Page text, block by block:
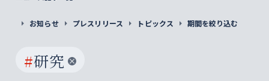
お知らせ プレスリリース トピックス 期間を絞り込む
#研究